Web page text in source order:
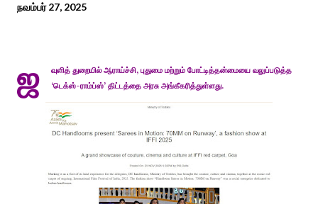
நவம்பர் 27, 2025
ஜ
வுளித் துறையில் ஆராய்ச்சி, புதுமை மற்றும் போட்டித்தன்மையை வலுப்படுத்த
‘டெக்ஸ்-ராம்ப்ஸ்’ திட்டத்தை அரசு அங்கீகரித்துள்ளது.